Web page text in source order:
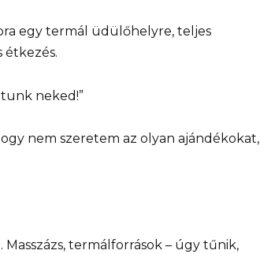
egy termál üdülőhelyre, teljes
étkezés.
neked!”
nem szeretem az olyan ajándékokat,
termálforrások – úgy tűnik,